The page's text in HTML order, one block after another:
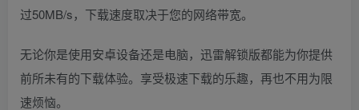
过50MB/s，下载速度取决于您的网络带宽。
无论你是使用安卓设备还是电脑，迅雷解锁版都能为你提供
前所未有的下载体验。享受极速下载的乐趣，再也不用为限
速烦恼。